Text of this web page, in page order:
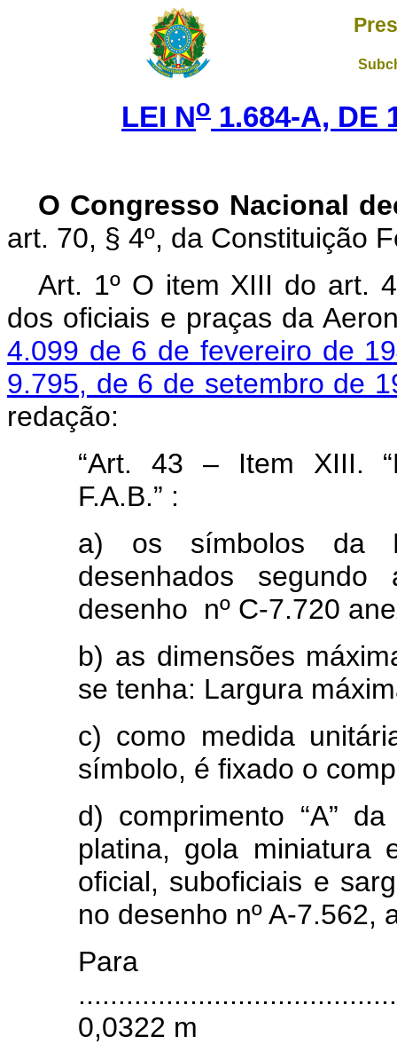
LEI No 1.684-A, DE
O Congresso Nacional
art. 70, § 4º, da Constituição
Art. 1º O item XIII do art.
dos oficiais e praças da
4.099 de 6 de fevereiro de
9.795, de 6 de setembro de
redação:
“Art. 43 – Item XIII.
F.A.B.” :
a) os símbolos da
desenhados
desenho nº C-7.720
b) as dimensões
se tenha: Largura
c) como medida
símbolo, é fixado o
d) comprimento “A”
platina, gola miniatura
oficial, suboficiais e
no desenho nº A-7.562,
Para
0,0322 m